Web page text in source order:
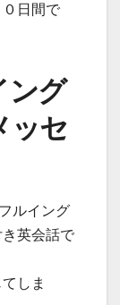
日間で
ング
ッセ
ルイング
英会話で
しま